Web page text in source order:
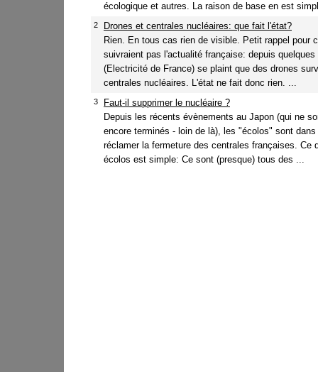
écologique et autres. La raison de base en est
2
Drones et centrales nucléaires: que fait l'état?
Rien. En tous cas rien de visible. Petit rappel pour
suivraient pas l'actualité française: depuis
(Electricité de France) se plaint que des drones
centrales nucléaires. L'état ne fait donc rien. ...
3
Faut-il supprimer le nucléaire ?
Depuis les récents évènements au Japon (qui ne
encore terminés - loin de là), les "écolos" sont dans
réclamer la fermeture des centrales françaises. Ce
écolos est simple: Ce sont (presque) tous des ...